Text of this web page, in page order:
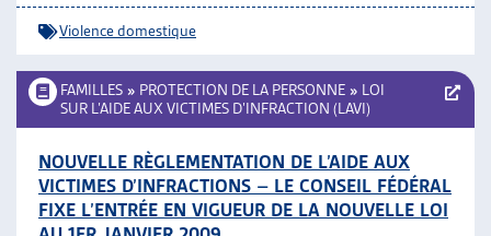
Violence domestique
FAMILLES » PROTECTION DE LA PERSONNE » LOI
SUR L’AIDE AUX VICTIMES D’INFRACTION (LAVI)
NOUVELLE RÈGLEMENTATION DE L’AIDE AUX
VICTIMES D’INFRACTIONS – LE CONSEIL FÉDÉRAL
FIXE L’ENTRÉE EN VIGUEUR DE LA NOUVELLE LOI